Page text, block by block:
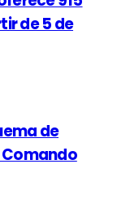
de 5 de
de
Comando